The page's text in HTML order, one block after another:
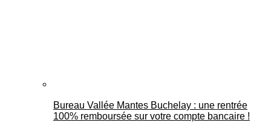
Bureau Vallée Mantes Buchelay : une rentrée
100% remboursée sur votre compte bancaire !